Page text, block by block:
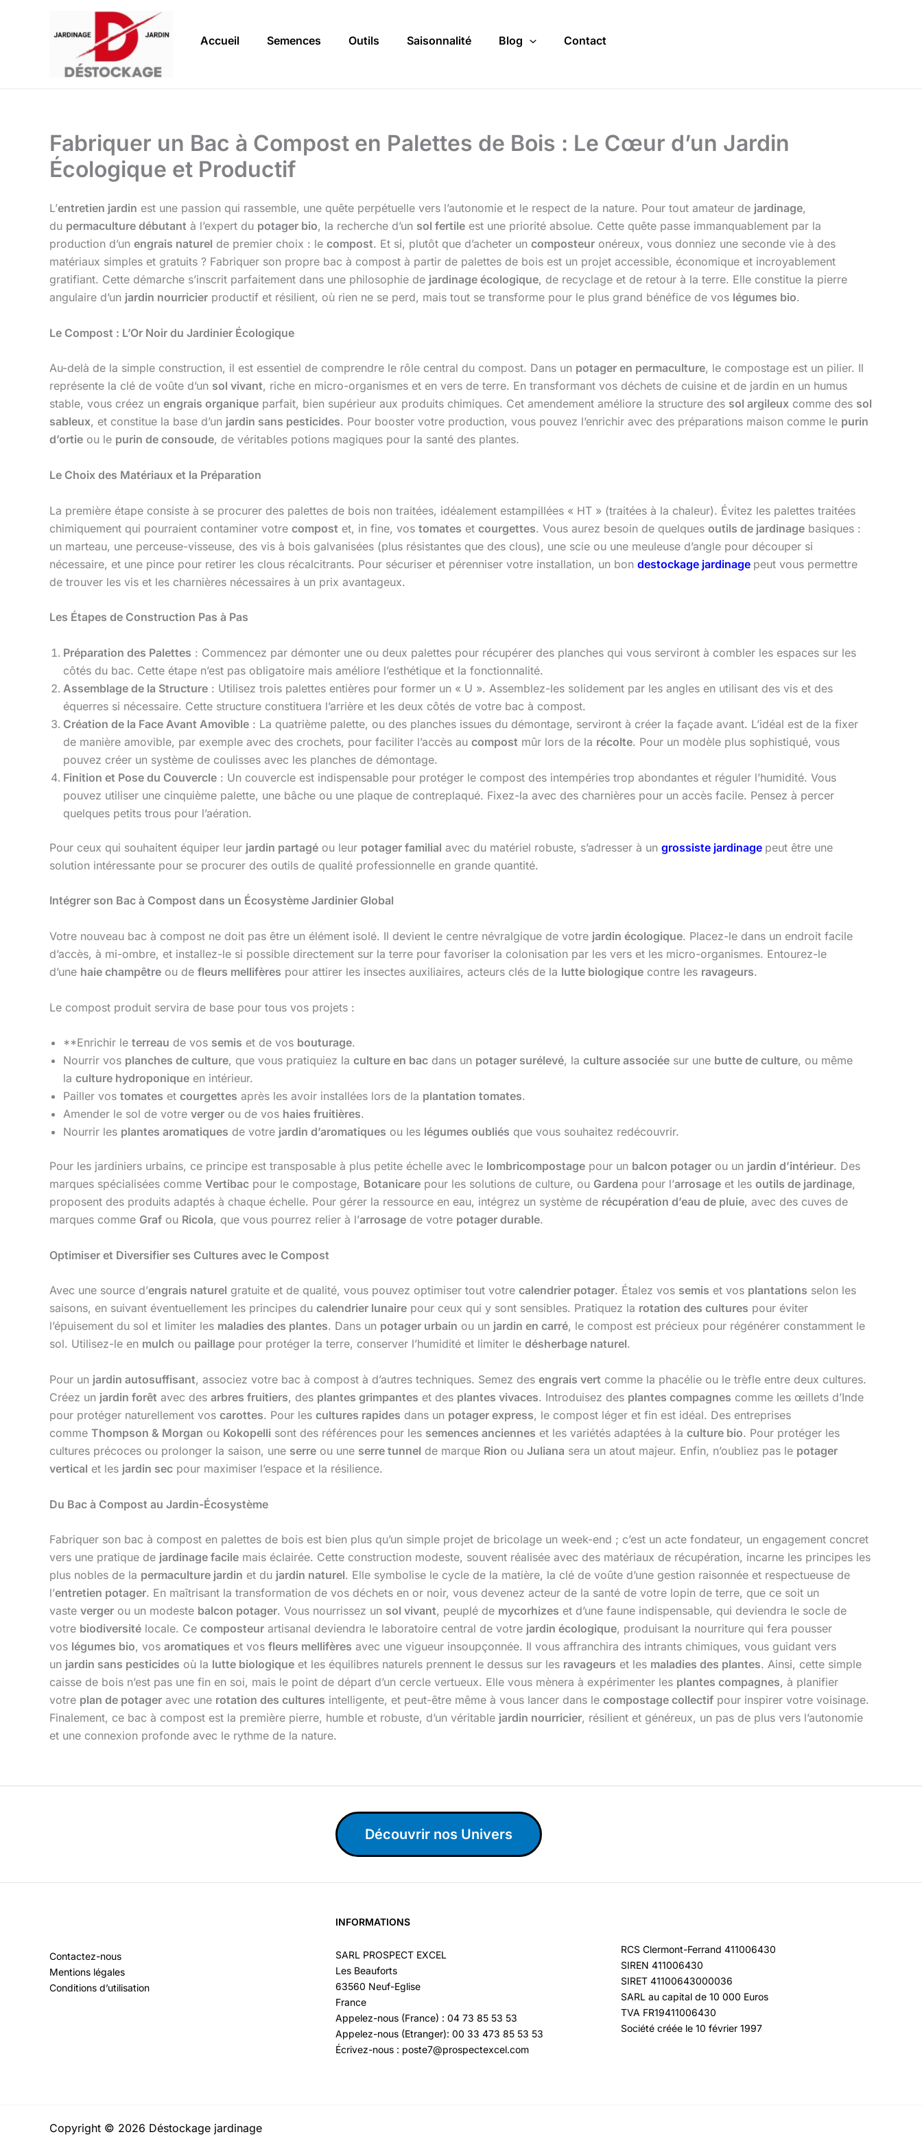
Accueil Semences Outils Saisonnalité Blog Contact
Fabriquer un Bac à Compost en Palettes de Bois : Le Cœur d’un Jardin
Écologique et Productif
L’entretien jardin est une passion qui rassemble, une quête perpétuelle vers l’autonomie et le respect de la nature. Pour tout amateur de jardinage,
du permaculture débutant à l’expert du potager bio, la recherche d’un sol fertile est une priorité absolue. Cette quête passe immanquablement par la
production d’un engrais naturel de premier choix : le compost. Et si, plutôt que d’acheter un composteur onéreux, vous donniez une seconde vie à des
matériaux simples et gratuits ? Fabriquer son propre bac à compost à partir de palettes de bois est un projet accessible, économique et incroyablement
gratifiant. Cette démarche s’inscrit parfaitement dans une philosophie de jardinage écologique, de recyclage et de retour à la terre. Elle constitue la pierre
angulaire d’un jardin nourricier productif et résilient, où rien ne se perd, mais tout se transforme pour le plus grand bénéfice de vos légumes bio.
Le Compost : L’Or Noir du Jardinier Écologique
Au-delà de la simple construction, il est essentiel de comprendre le rôle central du compost. Dans un potager en permaculture, le compostage est un pilier. Il
représente la clé de voûte d’un sol vivant, riche en micro-organismes et en vers de terre. En transformant vos déchets de cuisine et de jardin en un humus
stable, vous créez un engrais organique parfait, bien supérieur aux produits chimiques. Cet amendement améliore la structure des sol argileux comme des sol
sableux, et constitue la base d’un jardin sans pesticides. Pour booster votre production, vous pouvez l’enrichir avec des préparations maison comme le purin
d’ortie ou le purin de consoude, de véritables potions magiques pour la santé des plantes.
Le Choix des Matériaux et la Préparation
La première étape consiste à se procurer des palettes de bois non traitées, idéalement estampillées « HT » (traitées à la chaleur). Évitez les palettes traitées
chimiquement qui pourraient contaminer votre compost et, in fine, vos tomates et courgettes. Vous aurez besoin de quelques outils de jardinage basiques :
un marteau, une perceuse-visseuse, des vis à bois galvanisées (plus résistantes que des clous), une scie ou une meuleuse d’angle pour découper si
nécessaire, et une pince pour retirer les clous récalcitrants. Pour sécuriser et pérenniser votre installation, un bon destockage jardinage peut vous permettre
de trouver les vis et les charnières nécessaires à un prix avantageux.
Les Étapes de Construction Pas à Pas
Préparation des Palettes : Commencez par démonter une ou deux palettes pour récupérer des planches qui vous serviront à combler les espaces sur les
côtés du bac. Cette étape n’est pas obligatoire mais améliore l’esthétique et la fonctionnalité.
Assemblage de la Structure : Utilisez trois palettes entières pour former un « U ». Assemblez-les solidement par les angles en utilisant des vis et des
équerres si nécessaire. Cette structure constituera l’arrière et les deux côtés de votre bac à compost.
Création de la Face Avant Amovible : La quatrième palette, ou des planches issues du démontage, serviront à créer la façade avant. L’idéal est de la fixer
de manière amovible, par exemple avec des crochets, pour faciliter l’accès au compost mûr lors de la récolte. Pour un modèle plus sophistiqué, vous
pouvez créer un système de coulisses avec les planches de démontage.
Finition et Pose du Couvercle : Un couvercle est indispensable pour protéger le compost des intempéries trop abondantes et réguler l’humidité. Vous
pouvez utiliser une cinquième palette, une bâche ou une plaque de contreplaqué. Fixez-la avec des charnières pour un accès facile. Pensez à percer
quelques petits trous pour l’aération.
Pour ceux qui souhaitent équiper leur jardin partagé ou leur potager familial avec du matériel robuste, s’adresser à un grossiste jardinage peut être une
solution intéressante pour se procurer des outils de qualité professionnelle en grande quantité.
Intégrer son Bac à Compost dans un Écosystème Jardinier Global
Votre nouveau bac à compost ne doit pas être un élément isolé. Il devient le centre névralgique de votre jardin écologique. Placez-le dans un endroit facile
d’accès, à mi-ombre, et installez-le si possible directement sur la terre pour favoriser la colonisation par les vers et les micro-organismes. Entourez-le
d’une haie champêtre ou de fleurs mellifères pour attirer les insectes auxiliaires, acteurs clés de la lutte biologique contre les ravageurs.
Le compost produit servira de base pour tous vos projets :
**Enrichir le terreau de vos semis et de vos bouturage.
Nourrir vos planches de culture, que vous pratiquiez la culture en bac dans un potager surélevé, la culture associée sur une butte de culture, ou même
la culture hydroponique en intérieur.
Pailler vos tomates et courgettes après les avoir installées lors de la plantation tomates.
Amender le sol de votre verger ou de vos haies fruitières.
Nourrir les plantes aromatiques de votre jardin d’aromatiques ou les légumes oubliés que vous souhaitez redécouvrir.
Pour les jardiniers urbains, ce principe est transposable à plus petite échelle avec le lombricompostage pour un balcon potager ou un jardin d’intérieur. Des
marques spécialisées comme Vertibac pour le compostage, Botanicare pour les solutions de culture, ou Gardena pour l’arrosage et les outils de jardinage,
proposent des produits adaptés à chaque échelle. Pour gérer la ressource en eau, intégrez un système de récupération d’eau de pluie, avec des cuves de
marques comme Graf ou Ricola, que vous pourrez relier à l’arrosage de votre potager durable.
Optimiser et Diversifier ses Cultures avec le Compost
Avec une source d’engrais naturel gratuite et de qualité, vous pouvez optimiser tout votre calendrier potager. Étalez vos semis et vos plantations selon les
saisons, en suivant éventuellement les principes du calendrier lunaire pour ceux qui y sont sensibles. Pratiquez la rotation des cultures pour éviter
l’épuisement du sol et limiter les maladies des plantes. Dans un potager urbain ou un jardin en carré, le compost est précieux pour régénérer constamment le
sol. Utilisez-le en mulch ou paillage pour protéger la terre, conserver l’humidité et limiter le désherbage naturel.
Pour un jardin autosuffisant, associez votre bac à compost à d’autres techniques. Semez des engrais vert comme la phacélie ou le trèfle entre deux cultures.
Créez un jardin forêt avec des arbres fruitiers, des plantes grimpantes et des plantes vivaces. Introduisez des plantes compagnes comme les œillets d’Inde
pour protéger naturellement vos carottes. Pour les cultures rapides dans un potager express, le compost léger et fin est idéal. Des entreprises
comme Thompson & Morgan ou Kokopelli sont des références pour les semences anciennes et les variétés adaptées à la culture bio. Pour protéger les
cultures précoces ou prolonger la saison, une serre ou une serre tunnel de marque Rion ou Juliana sera un atout majeur. Enfin, n’oubliez pas le potager
vertical et les jardin sec pour maximiser l’espace et la résilience.
Du Bac à Compost au Jardin-Écosystème
Fabriquer son bac à compost en palettes de bois est bien plus qu’un simple projet de bricolage un week-end ; c’est un acte fondateur, un engagement concret
vers une pratique de jardinage facile mais éclairée. Cette construction modeste, souvent réalisée avec des matériaux de récupération, incarne les principes les
plus nobles de la permaculture jardin et du jardin naturel. Elle symbolise le cycle de la matière, la clé de voûte d’une gestion raisonnée et respectueuse de
l’entretien potager. En maîtrisant la transformation de vos déchets en or noir, vous devenez acteur de la santé de votre lopin de terre, que ce soit un
vaste verger ou un modeste balcon potager. Vous nourrissez un sol vivant, peuplé de mycorhizes et d’une faune indispensable, qui deviendra le socle de
votre biodiversité locale. Ce composteur artisanal deviendra le laboratoire central de votre jardin écologique, produisant la nourriture qui fera pousser
vos légumes bio, vos aromatiques et vos fleurs mellifères avec une vigueur insoupçonnée. Il vous affranchira des intrants chimiques, vous guidant vers
un jardin sans pesticides où la lutte biologique et les équilibres naturels prennent le dessus sur les ravageurs et les maladies des plantes. Ainsi, cette simple
caisse de bois n’est pas une fin en soi, mais le point de départ d’un cercle vertueux. Elle vous mènera à expérimenter les plantes compagnes, à planifier
votre plan de potager avec une rotation des cultures intelligente, et peut-être même à vous lancer dans le compostage collectif pour inspirer votre voisinage.
Finalement, ce bac à compost est la première pierre, humble et robuste, d’un véritable jardin nourricier, résilient et généreux, un pas de plus vers l’autonomie
et une connexion profonde avec le rythme de la nature.
Découvrir nos Univers
Contactez-nous
Mentions légales
Conditions d’utilisation
INFORMATIONS
SARL PROSPECT EXCEL
Les Beauforts
63560 Neuf-Eglise
France
Appelez-nous (France) : 04 73 85 53 53
Appelez-nous (Etranger): 00 33 473 85 53 53
Écrivez-nous : poste7@prospectexcel.com
RCS Clermont-Ferrand 411006430
SIREN 411006430
SIRET 41100643000036
SARL au capital de 10 000 Euros
TVA FR19411006430
Société créée le 10 février 1997
Copyright © 2026 Déstockage jardinage